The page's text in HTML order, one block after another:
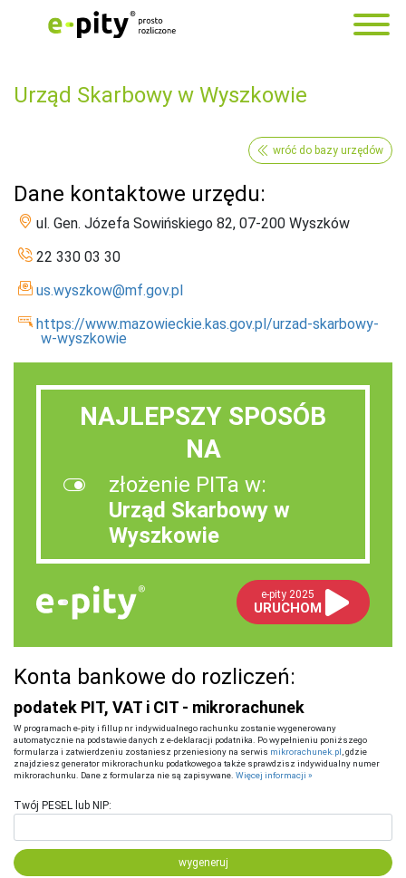
Urząd Skarbowy w Wyszkowie
wróć do bazy urzędów
Dane kontaktowe urzędu:
ul. Gen. Józefa Sowińskiego 82, 07-200 Wyszków
22 330 03 30
us.wyszkow@mf.gov.pl
https://www.mazowieckie.kas.gov.pl/urzad-skarbowy-
w-wyszkowie
NAJLEPSZY SPOSÓB
NA
złożenie PITa w:
Urząd Skarbowy w
Wyszkowie
e-pity 2025
URUCHOM
Konta bankowe do rozliczeń:
podatek PIT, VAT i CIT - mikrorachunek
W programach e-pity i fillup nr indywidualnego rachunku zostanie wygenerowany
automatycznie na podstawie danych z e-deklaracji podatnika. Po wypełnieniu poniższego
formularza i zatwierdzeniu zostaniesz przeniesiony na serwis mikrorachunek.pl , gdzie
znajdziesz generator mikrorachunku podatkowego a także sprawdzisz indywidualny numer
mikrorachunku. Dane z formularza nie są zapisywane. Więcej informacji »
Twój PESEL lub NIP:
wygeneruj